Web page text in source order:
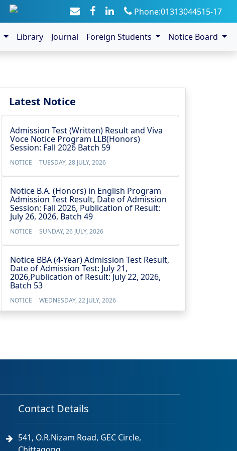
Phone:01313044515-17
Library Journal Foreign Students Notice Board
Latest Notice
Admission Test (Written) Result and Viva
Voce Notice Program LLB(Honors)
Session: Fall 2026 Batch 59
NOTICE TUESDAY, 28 JULY, 2026
Notice B.A. (Honors) in English Program
Admission Test Result, Date of Admission
Session: Fall 2026, Publication of Result:
July 26, 2026, Batch 49
NOTICE SUNDAY, 26 JULY, 2026
Notice BBA (4-Year) Admission Test Result,
Date of Admission Test: July 21,
2026,Publication of Result: July 22, 2026,
Batch 53
NOTICE WEDNESDAY, 22 JULY, 2026
NOTICE TUESDAY, 12 MAY, 2026
Notice for B. Sc. (Engineering) in CSE
Program Batch # 49th, Session: Spring
2026 Date of Admission Test-22/04/2026
Contact Details
541, O.R.Nizam Road, GEC Circle,